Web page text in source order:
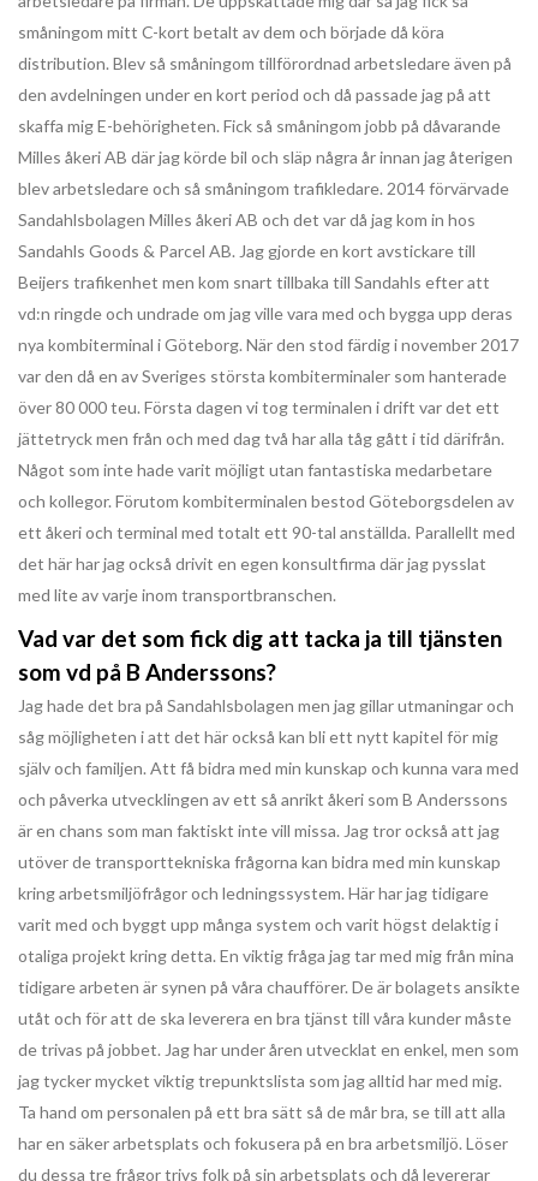
småningom mitt C-kort betalt av dem och började då köra
distribution. Blev så småningom tillförordnad arbetsledare även på
den avdelningen under en kort period och då passade jag på att
skaffa mig E-behörigheten. Fick så småningom jobb på dåvarande
Milles åkeri AB där jag körde bil och släp några år innan jag återigen
blev arbetsledare och så småningom trafikledare. 2014 förvärvade
Sandahlsbolagen Milles åkeri AB och det var då jag kom in hos
Sandahls Goods & Parcel AB. Jag gjorde en kort avstickare till
Beijers trafikenhet men kom snart tillbaka till Sandahls efter att
vd:n ringde och undrade om jag ville vara med och bygga upp deras
nya kombiterminal i Göteborg. När den stod färdig i november 2017
var den då en av Sveriges största kombiterminaler som hanterade
över 80 000 teu. Första dagen vi tog terminalen i drift var det ett
jättetryck men från och med dag två har alla tåg gått i tid därifrån.
Något som inte hade varit möjligt utan fantastiska medarbetare
och kollegor. Förutom kombiterminalen bestod Göteborgsdelen av
ett åkeri och terminal med totalt ett 90-tal anställda. Parallellt med
det här har jag också drivit en egen konsultfirma där jag pysslat
med lite av varje inom transportbranschen.
Vad var det som fick dig att tacka ja till tjänsten
som vd på B Anderssons?
Jag hade det bra på Sandahlsbolagen men jag gillar utmaningar och
såg möjligheten i att det här också kan bli ett nytt kapitel för mig
själv och familjen. Att få bidra med min kunskap och kunna vara med
och påverka utvecklingen av ett så anrikt åkeri som B Anderssons
är en chans som man faktiskt inte vill missa. Jag tror också att jag
utöver de transporttekniska frågorna kan bidra med min kunskap
kring arbetsmiljöfrågor och ledningssystem. Här har jag tidigare
varit med och byggt upp många system och varit högst delaktig i
otaliga projekt kring detta. En viktig fråga jag tar med mig från mina
tidigare arbeten är synen på våra chaufförer. De är bolagets ansikte
utåt och för att de ska leverera en bra tjänst till våra kunder måste
de trivas på jobbet. Jag har under åren utvecklat en enkel, men som
jag tycker mycket viktig trepunktslista som jag alltid har med mig.
Ta hand om personalen på ett bra sätt så de mår bra, se till att alla
har en säker arbetsplats och fokusera på en bra arbetsmiljö. Löser
du dessa tre frågor trivs folk på sin arbetsplats och då levererar